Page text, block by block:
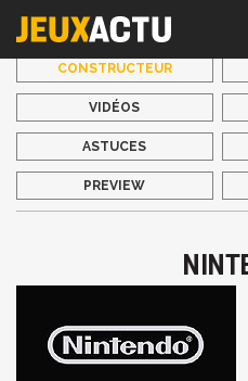
CONSTRUCTEUR
VIDÉOS
ASTUCES
PREVIEW